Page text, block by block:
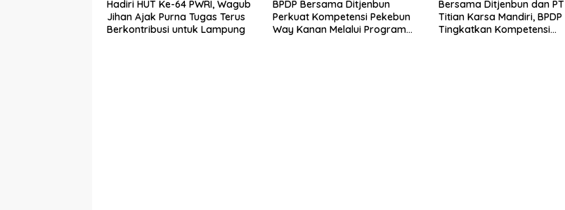
Hadiri HUT Ke-64 PWRI, Wagub
Jihan Ajak Purna Tugas Terus
Berkontribusi untuk Lampung
BPDP Bersama Ditjenbun
Perkuat Kompetensi Pekebun
Way Kanan Melalui Program
Bersama Ditjenbun dan PT
Titian Karsa Mandiri, BPDP
Tingkatkan Kompetensi